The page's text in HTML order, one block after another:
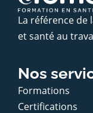
La référence
et santé au
Nos
Formations
Certifications